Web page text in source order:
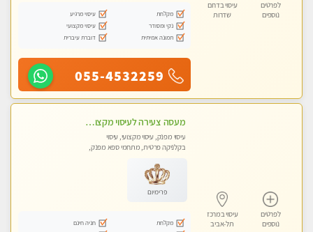
לפרטים
נוספים
עיסוי בדרום
שדרות
מקלחת
עיסוי מרגיע
נקי ומסודר
עיסוי מקצועי
תמונה אמיתית
דוברת עיברית
055-4532259
לפרטים
נוספים
עיסוי במרכז
תל-אביב
מעסה צעירה לעיסוי מקצועי בבת-ים ללא מין !!
עיסוי מפנק, עיסוי מקצועי, עיסוי
בקלניקה פרטית, מתחמי ספא מפנק,
טנטרה
פרימיום
מקלחת
חניה חינם